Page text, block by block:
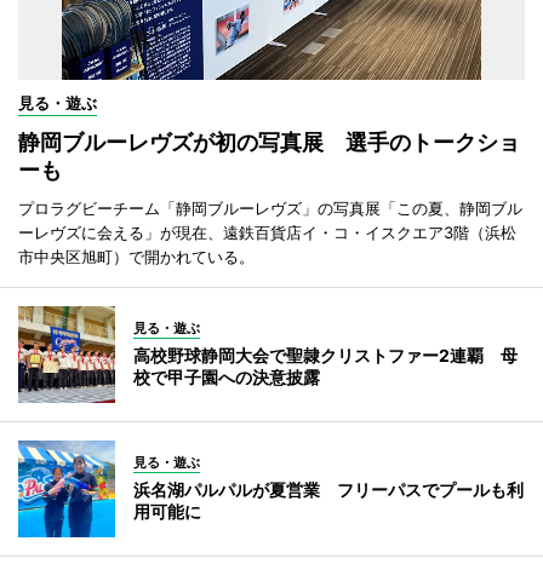
見る・遊ぶ
静岡ブルーレヴズが初の写真展 選手のトークショ
ーも
プロラグビーチーム「静岡ブルーレヴズ」の写真展「この夏、静岡ブル
ーレヴズに会える」が現在、遠鉄百貨店イ・コ・イスクエア3階（浜松
市中央区旭町）で開かれている。
見る・遊ぶ
高校野球静岡大会で聖隷クリストファー2連覇 母
校で甲子園への決意披露
見る・遊ぶ
浜名湖パルパルが夏営業 フリーパスでプールも利
用可能に